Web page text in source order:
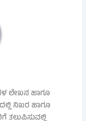
ಲೇಖನ ಹಾಗೂ
ನಿಖರ ಹಾಗೂ
ತಲುಪಿಸುವಲ್ಲಿ